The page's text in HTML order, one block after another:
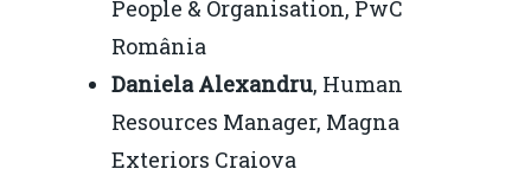
People & Organisation, PwC
România
Daniela Alexandru, Human
Resources Manager, Magna
Exteriors Craiova